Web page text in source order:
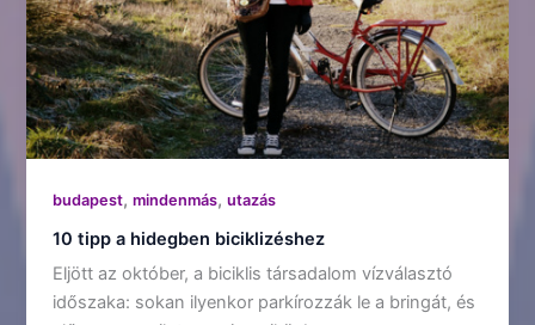
budapest,mindenmás,utazás
10 tipp a hidegben biciklizéshez
Eljött az október, a biciklis társadalom vízválasztó
időszaka: sokan ilyenkor parkírozzák le a bringát, és